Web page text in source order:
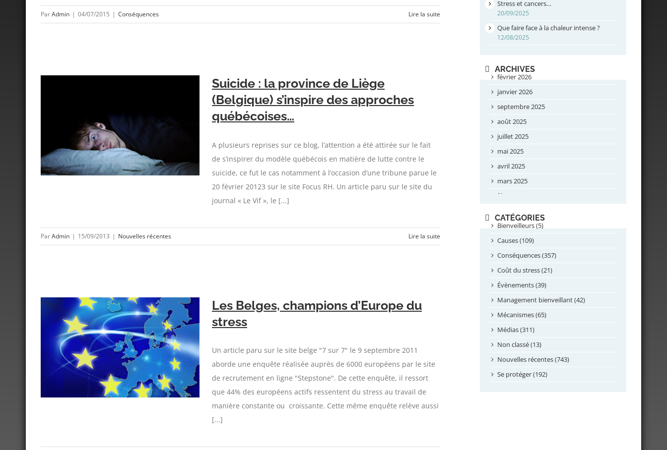
ParAdmin | 04/07/2015 | Conséquences Lire la suite
Suicide : la province de Liège
(Belgique) s’inspire des approches
québécoises…
A plusieurs reprises sur ce blog, l’attention a été attirée sur le fait
de s’inspirer du modèle québécois en matière de lutte contre le
suicide, ce fut le cas notamment à l’occasion d’une tribune parue le
20 février 20123 sur le site Focus RH. Un article paru sur le site du
journal « Le Vif », le [...]
ParAdmin | 15/09/2013 | Nouvelles récentes Lire la suite
Les Belges, champions d’Europe du
stress
Un article paru sur le site belge "7 sur 7" le 9 septembre 2011
aborde une enquête réalisée auprès de 6000 européens par le site
de recrutement en ligne "Stepstone". De cette enquête, il ressort
que 44% des européens actifs ressentent du stress au travail de
manière constante ou croissante. Cette même enquête relève aussi
[...]
Stress et cancers…
20/09/2025
Que faire face à la chaleur intense ?
12/08/2025
ARCHIVES
février 2026
janvier 2026
septembre 2025
août 2025
juillet 2025
mai 2025
avril 2025
mars 2025
février 2025
septembre 2024
août 2024
juillet 2024
juin 2024
mai 2024
avril 2024
février 2024
janvier 2024
novembre 2023
octobre 2023
septembre 2023
CATÉGORIES
Bienveilleurs (5)
Causes (109)
Conséquences (357)
Coût du stress (21)
Évènements (39)
Management bienveillant (42)
Mécanismes (65)
Médias (311)
Non classé (13)
Nouvelles récentes (743)
Se protéger (192)